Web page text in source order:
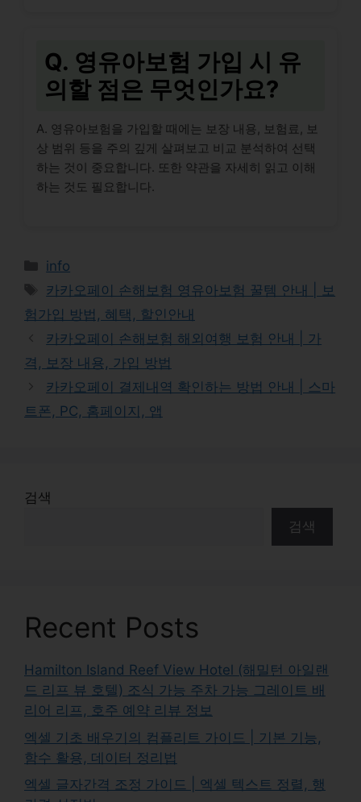
Q. 영유아보험 가입 시 유
의할 점은 무엇인가요?
A. 영유아보험을 가입할 때에는 보장 내용, 보험료, 보
상 범위 등을 주의 깊게 살펴보고 비교 분석하여 선택
하는 것이 중요합니다. 또한 약관을 자세히 읽고 이해
하는 것도 필요합니다.
Categories
info
Tags
카카오페이 손해보험 영유아보험 꿀템 안내 | 보
험가입 방법, 혜택, 할인안내
카카오페이 손해보험 해외여행 보험 안내 | 가
격, 보장 내용, 가입 방법
카카오페이 결제내역 확인하는 방법 안내 | 스마
트폰, PC, 홈페이지, 앱
검색
검색
Recent Posts
Hamilton Island Reef View Hotel (해밀턴 아일랜
드 리프 뷰 호텔) 조식 가능 주차 가능 그레이트 배
리어 리프, 호주 예약 리뷰 정보
엑셀 기초 배우기의 컴플리트 가이드 | 기본 기능,
함수 활용, 데이터 정리법
엑셀 글자간격 조정 가이드 | 엑셀 텍스트 정렬, 행